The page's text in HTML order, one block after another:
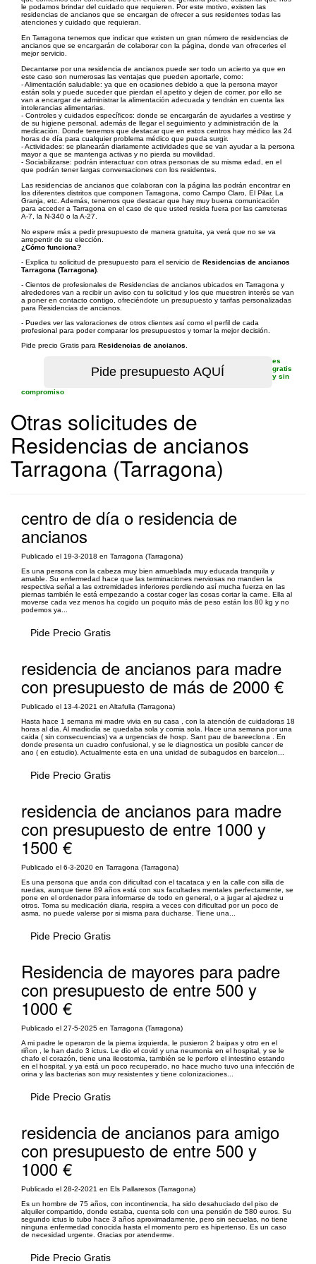
le podamos brindar del cuidado que requieren. Por este motivo, existen las
residencias de ancianos que se encargan de ofrecer a sus residentes todas las
atenciones y cuidado que requieran.
En Tarragona tenemos que indicar que existen un gran número de residencias de
ancianos que se encargarán de colaborar con la página, donde van ofrecerles el
mejor servicio.
Decantarse por una residencia de ancianos puede ser todo un acierto ya que en
este caso son numerosas las ventajas que pueden aportarle, como:
- Alimentación saludable: ya que en ocasiones debido a que la persona mayor
están sola y puede suceder que pierdan el apetito y dejen de comer, por ello se
van a encargar de administrar la alimentación adecuada y tendrán en cuenta las
intolerancias alimentarias.
- Controles y cuidados específicos: donde se encargarán de ayudarles a vestirse y
de su higiene personal, además de llegar el seguimiento y administración de la
medicación. Donde tenemos que destacar que en estos centros hay médico las 24
horas de día para cualquier problema médico que pueda surgir.
- Actividades: se planearán diariamente actividades que se van ayudar a la persona
mayor a que se mantenga activas y no pierda su movilidad.
- Sociabilizarse: podrán interactuar con otras personas de su misma edad, en el
que podrán tener largas conversaciones con los residentes.
Las residencias de ancianos que colaboran con la página las podrán encontrar en
los diferentes distritos que componen Tarragona, como Campo Claro, El Pilar, La
Granja, etc. Además, tenemos que destacar que hay muy buena comunicación
para acceder a Tarragona en el caso de que usted resida fuera por las carreteras
A-7, la N-340 o la A-27.
No espere más a pedir presupuesto de manera gratuita, ya verá que no se va
arrepentir de su elección.
¿Cómo funciona?
- Explica tu solicitud de presupuesto para el servicio de Residencias de ancianos
Tarragona (Tarragona)
- Cientos de profesionales de Residencias de ancianos ubicados en Tarragona y
alrededores van a recibir un aviso con tu solicitud y los que muestren interés se van
a poner en contacto contigo, ofreciéndote un presupuesto y tarifas personalizadas
para Residencias de ancianos.
- Puedes ver las valoraciones de otros clientes así como el perfil de cada
profesional para poder comparar los presupuestos y tomar la mejor decisión.
Pide precio Gratis para Residencias de ancianos
es
gratis
y sin
compromiso
Otras solicitudes de
Residencias de ancianos
Tarragona (Tarragona)
centro de día o residencia de
ancianos
Publicado el 19-3-2018 en Tarragona (Tarragona)
Es una persona con la cabeza muy bien amueblada muy educada tranquila y
amable. Su enfermedad hace que las terminaciones nerviosas no manden la
respectiva señal a las extremidades inferiores perdiendo así mucha fuerza en las
piernas también le está empezando a costar coger las cosas cortar la carne. Ella al
moverse cada vez menos ha cogido un poquito más de peso están los 80 kg y no
podemos ya...
Pide Precio Gratis
residencia de ancianos para madre
con presupuesto de más de 2000 €
Publicado el 13-4-2021 en Altafulla (Tarragona)
Hasta hace 1 semana mi madre vivia en su casa , con la atención de cuidadoras 18
horas al dia. Al madiodia se quedaba sola y comia sola. Hace una semana por una
caida ( sin consecuencias) va a urgencias de hosp. Sant pau de bareeclona . En
donde presenta un cuadro confusional, y se le diagnostica un posible cancer de
ano ( en estudio). Actualmente esta en una unidad de subagudos en barcelon...
Pide Precio Gratis
residencia de ancianos para madre
con presupuesto de entre 1000 y
1500 €
Publicado el 6-3-2020 en Tarragona (Tarragona)
Es una persona que anda con dificultad con el tacataca y en la calle con silla de
ruedas, aunque tiene 89 años está con sus facultades mentales perfectamente, se
pone en el ordenador para informarse de todo en general, o a jugar al ajedrez u
otros. Toma su medicación diaria, respira a veces con dificultad por un poco de
asma, no puede valerse por si misma para ducharse. Tiene una...
Pide Precio Gratis
Residencia de mayores para padre
con presupuesto de entre 500 y
1000 €
Publicado el 27-5-2025 en Tarragona (Tarragona)
A mi padre le operaron de la pierna izquierda, le pusieron 2 baipas y otro en el
riñon , le han dado 3 ictus. Le dio el covid y una neumonia en el hospital, y se le
chafo el corazón, tiene una ileostomia, también se le perforo el intestino estando
en el hospital, y ya está un poco recuperado, no hace mucho tuvo una infección de
orina y las bacterias son muy resistentes y tiene colonizaciones...
Pide Precio Gratis
residencia de ancianos para amigo
con presupuesto de entre 500 y
1000 €
Publicado el 28-2-2021 en Els Pallaresos (Tarragona)
Es un hombre de 75 años, con incontinencia, ha sido desahuciado del piso de
alquiler compartido, donde estaba, cuenta solo con una pensión de 580 euros. Su
segundo ictus lo tubo hace 3 años aproximadamente, pero sin secuelas, no tiene
ninguna enfermedad conocida hasta el momento pero es hipertenso. Es un caso
de necesidad urgente. Gracias por atenderme.
Pide Precio Gratis